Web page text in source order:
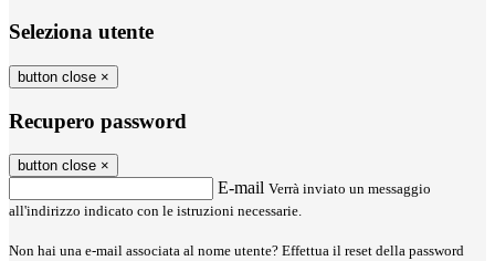
Seleziona utente
button close ×
Recupero password
button close ×
E-mail Verrà inviato un messaggio
all'indirizzo indicato con le istruzioni necessarie.
Non hai una e-mail associata al nome utente? Effettua il reset della password